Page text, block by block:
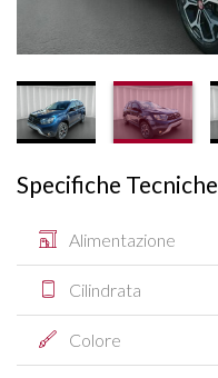
Specifiche Tecniche
Alimentazione
Cilindrata
Colore